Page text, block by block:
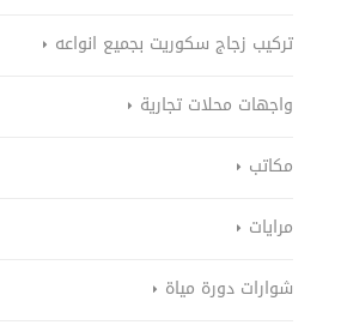
تركيب زجاج سكوريت بجميع انواعه
واجهات محلات تجارية
مكاتب
مرايات
شوارات دورة مياة